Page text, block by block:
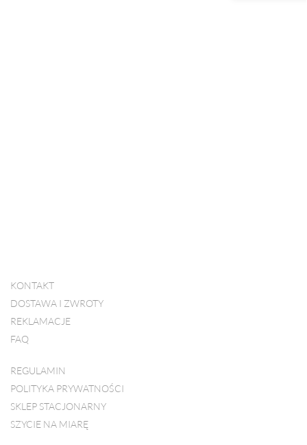
KONTAKT
DOSTAWA I ZWROTY
REKLAMACJE
FAQ
REGULAMIN
POLITYKA PRYWATNOŚCI
SKLEP STACJONARNY
SZYCIE NA MIARĘ